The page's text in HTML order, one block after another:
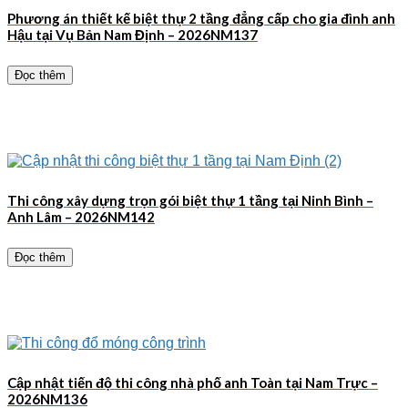
Phương án thiết kế biệt thự 2 tầng đẳng cấp cho gia đình anh
Hậu tại Vụ Bản Nam Định – 2026NM137
Đọc thêm
Thi công xây dựng trọn gói biệt thự 1 tầng tại Ninh Bình –
Anh Lâm – 2026NM142
Đọc thêm
Cập nhật tiến độ thi công nhà phố anh Toàn tại Nam Trực –
2026NM136